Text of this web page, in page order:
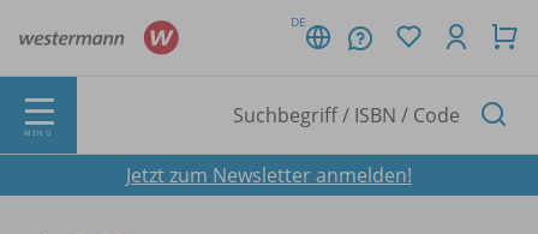
DE
MENÜ
Jetzt zum Newsletter anmelden!